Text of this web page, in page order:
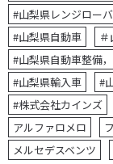
#山梨県レンジロー
#山梨県自動車
#山梨県自動車整備
#山梨県輸入車
#
#株式会社カインズ
アルファロメロ
メルセデスベンツ